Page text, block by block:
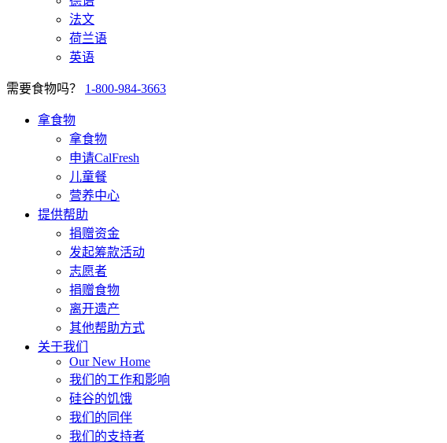
法文
荷兰语
英语
需要食物吗？ 1-800-984-3663
拿食物
拿食物
申请CalFresh
儿童餐
营养中心
提供帮助
捐赠资金
发起筹款活动
志愿者
捐赠食物
离开遗产
其他帮助方式
关于我们
Our New Home
我们的工作和影响
硅谷的饥饿
我们的同伴
我们的支持者